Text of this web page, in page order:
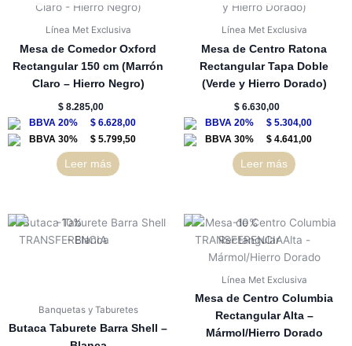
Línea Met Exclusiva
Mesa de Comedor Oxford
Rectangular 150 cm (Marrón
Claro – Hierro Negro)
$ 8.285,00
$ 6.628,00
$ 5.799,50
Leer más
Línea Met Exclusiva
Mesa de Centro Ratona
Rectangular Tapa Doble
(Verde y Hierro Dorado)
$ 6.630,00
$ 5.304,00
$ 4.641,00
Leer más
Banquetas y Taburetes
Butaca Taburete Barra Shell –
Línea Met Exclusiva
Mesa de Centro Columbia
Rectangular Alta –
Mármol/Hierro Dorado
El
original
era:
El
actual
es: